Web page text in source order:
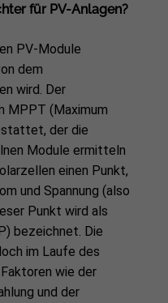
für PV-Anlagen?
PV-Module
dem
wird. Der
MPPT (Maximum
der die
Module ermitteln
einen Punkt,
und Spannung (also
Punkt wird als
bezeichnet. Die
im Laufe des
wie der
und der